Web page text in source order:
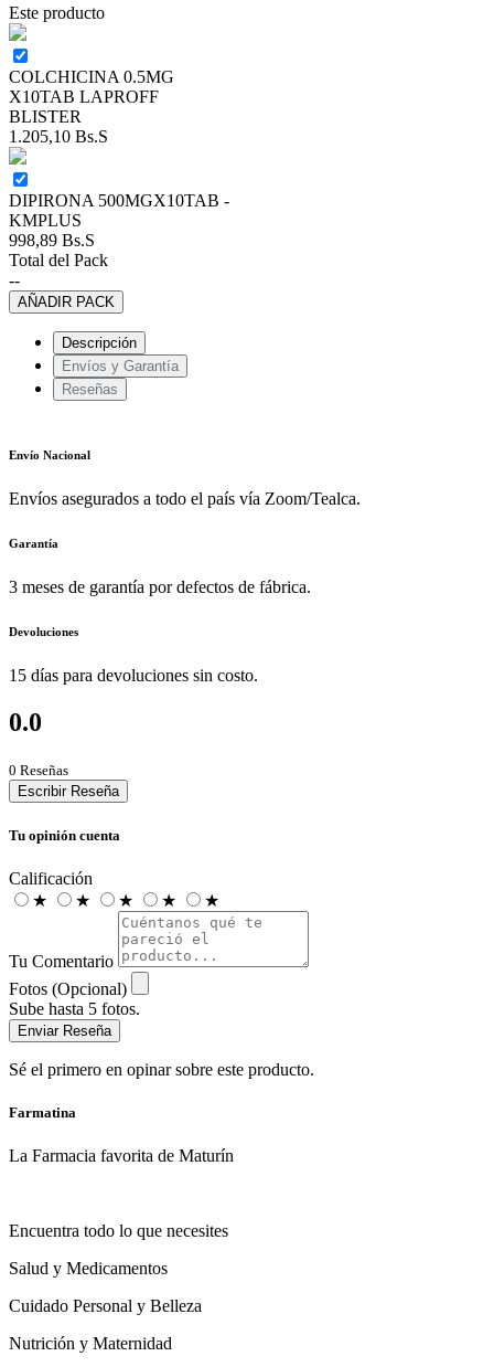
Este producto
COLCHICINA 0.5MG
X10TAB LAPROFF
BLISTER
1.205,10 Bs.S
DIPIRONA 500MGX10TAB -
KMPLUS
998,89 Bs.S
Total del Pack
--
AÑADIR PACK
Descripción
Envíos y Garantía
Reseñas
Envío Nacional
Envíos asegurados a todo el país vía Zoom/Tealca.
Garantía
3 meses de garantía por defectos de fábrica.
Devoluciones
15 días para devoluciones sin costo.
0.0
0 Reseñas
Escribir Reseña
Tu opinión cuenta
Calificación
★
★ ★ ★ ★
Tu Comentario
Fotos (Opcional)
Sube hasta 5 fotos.
Enviar Reseña
Sé el primero en opinar sobre este producto.
Farmatina
La Farmacia favorita de Maturín
Encuentra todo lo que necesites
Salud y Medicamentos
Cuidado Personal y Belleza
Nutrición y Maternidad